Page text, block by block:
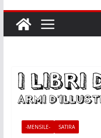
-MENSILE- SATIRA